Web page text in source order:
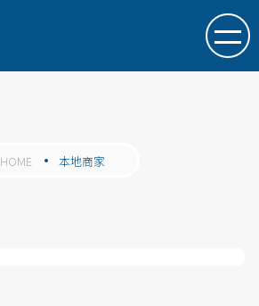
HOME 本地商家